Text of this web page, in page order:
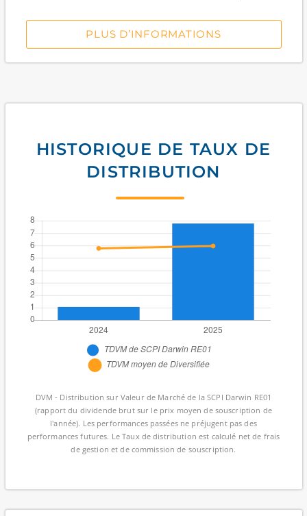
PLUS D’INFORMATIONS
HISTORIQUE DE TAUX DE
DISTRIBUTION
DVM - Distribution sur Valeur de Marché de la SCPI Darwin RE01
(rapport du dividende brut sur le prix moyen de souscription de
l'année). Les performances passées ne préjugent pas des
performances futures. Le Taux de distribution est calculé net de frais
de gestion et de commission de souscription.